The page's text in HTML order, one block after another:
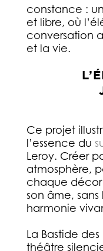
constance :
et libre, où
conversation
et la vie.
Ce projet
l’essence du
Leroy. Créer
atmosphère,
chaque décor
son âme,
harmonie
La Bastide
théâtre